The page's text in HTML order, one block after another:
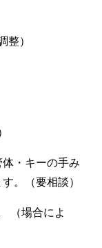
整）
・キーの手み
。（要相談）
（場合によ